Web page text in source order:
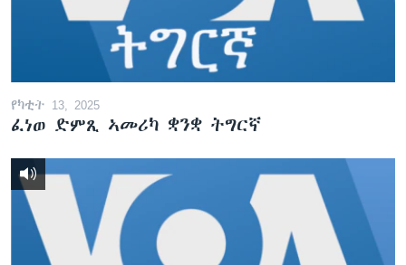
የካቲት 13, 2025
ፈነወ ድምጺ ኣመሪካ ቋንቋ ትግርኛ